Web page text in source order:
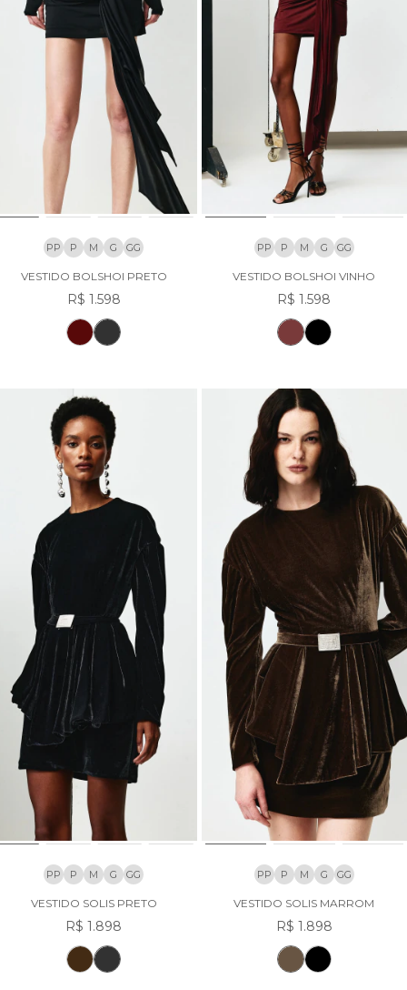
PP P M G GG
VESTIDO BOLSHOI PRETO
R$ 1.598
PP P M G GG
VESTIDO BOLSHOI VINHO
R$ 1.598
PP P M G GG
VESTIDO SOLIS PRETO
R$ 1.898
PP P M G GG
VESTIDO SOLIS MARROM
R$ 1.898